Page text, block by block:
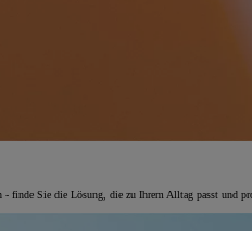
finde Sie die Lösung, die zu Ihrem Alltag passt und